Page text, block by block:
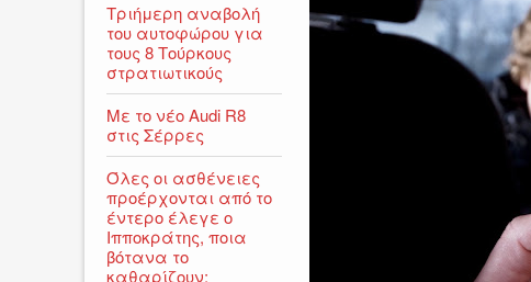
Τριήμερη αναβολή
του αυτοφώρου για
τους 8 Τούρκους
στρατιωτικούς
Με το νέο Audi R8
στις Σέρρες
Όλες οι ασθένειες
προέρχονται από το
έντερο έλεγε ο
Ιπποκράτης, ποια
βότανα το
καθαρίζουν;